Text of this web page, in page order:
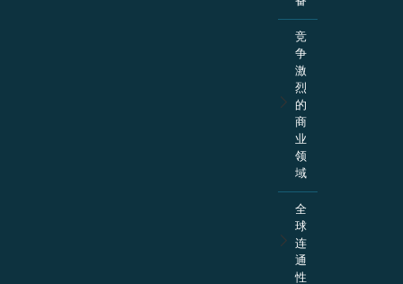
竞
争
激
烈
的
商
业
领
域
全
球
连
通
性